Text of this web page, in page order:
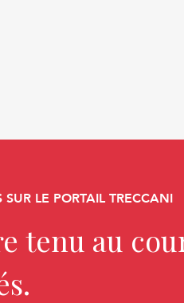
SUR LE PORTAIL TRECCANI
tenu au